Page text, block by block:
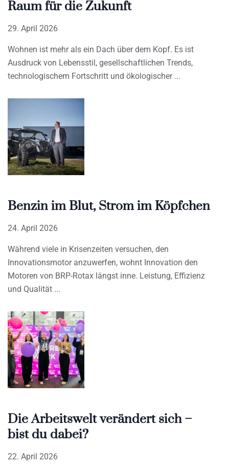
Raum für die Zukunft
29. April 2026
Wohnen ist mehr als ein Dach über dem Kopf. Es ist
Ausdruck von Lebensstil, gesellschaftlichen Trends,
technologischem Fortschritt und ökologischer
Benzin im Blut, Strom im Köpfchen
24. April 2026
Während viele in Krisenzeiten versuchen, den
Innovationsmotor anzuwerfen, wohnt Innovation den
Motoren von BRP-Rotax längst inne. Leistung, Effizienz
und Qualität
Die Arbeitswelt verändert sich –
bist du dabei?
22. April 2026